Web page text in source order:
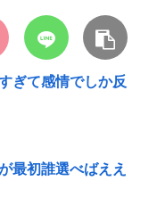
ぎて感情でしか反
最初誰選べばええ